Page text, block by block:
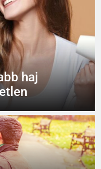
–
közelebb